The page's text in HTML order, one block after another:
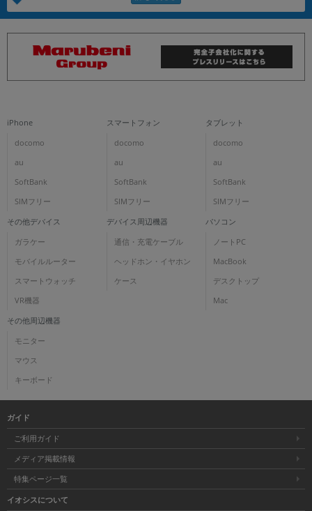
iPhone
docomo
au
SoftBank
SIMフリー
スマートフォン
docomo
au
SoftBank
SIMフリー
タブレット
docomo
au
SoftBank
SIMフリー
その他デバイス
ガラケー
モバイルルーター
スマートウォッチ
VR機器
デバイス周辺機器
通信・充電ケーブル
ヘッドホン・イヤホン
ケース
パソコン
ノートPC
MacBook
デスクトップ
Mac
その他周辺機器
モニター
マウス
キーボード
ガイド
ご利用ガイド
メディア掲載情報
特集ページ一覧
イオシスについて